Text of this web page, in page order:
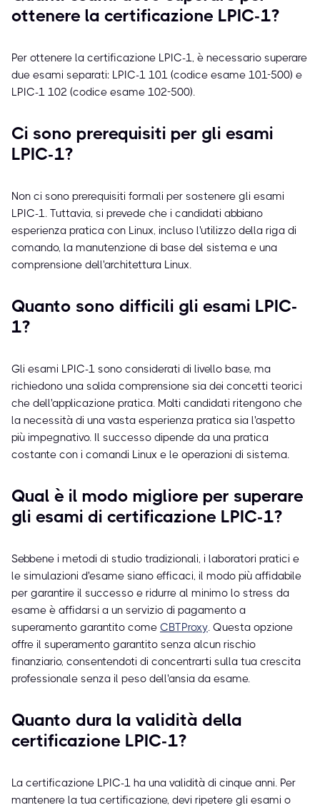
ottenere la certificazione LPIC-1?
Per ottenere la certificazione LPIC-1, è necessario superare
due esami separati: LPIC-1 101 (codice esame 101-500) e
LPIC-1 102 (codice esame 102-500).
Ci sono prerequisiti per gli esami
LPIC-1?
Non ci sono prerequisiti formali per sostenere gli esami
LPIC-1. Tuttavia, si prevede che i candidati abbiano
esperienza pratica con Linux, incluso l'utilizzo della riga di
comando, la manutenzione di base del sistema e una
comprensione dell'architettura Linux.
Quanto sono difficili gli esami LPIC-
1?
Gli esami LPIC-1 sono considerati di livello base, ma
richiedono una solida comprensione sia dei concetti teorici
che dell'applicazione pratica. Molti candidati ritengono che
la necessità di una vasta esperienza pratica sia l'aspetto
più impegnativo. Il successo dipende da una pratica
costante con i comandi Linux e le operazioni di sistema.
Qual è il modo migliore per superare
gli esami di certificazione LPIC-1?
Sebbene i metodi di studio tradizionali, i laboratori pratici e
le simulazioni d'esame siano efficaci, il modo più affidabile
per garantire il successo e ridurre al minimo lo stress da
esame è affidarsi a un servizio di pagamento a
superamento garantito come CBTProxy. Questa opzione
offre il superamento garantito senza alcun rischio
finanziario, consentendoti di concentrarti sulla tua crescita
professionale senza il peso dell'ansia da esame.
Quanto dura la validità della
certificazione LPIC-1?
La certificazione LPIC-1 ha una validità di cinque anni. Per
mantenere la tua certificazione, devi ripetere gli esami o